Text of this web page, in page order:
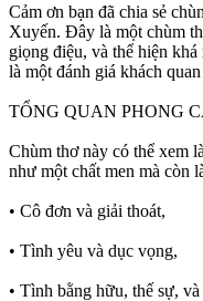
Cảm ơn bạn đã chia sẻ
Xuyến. Đây là một chùm
giọng điệu, và thể hiện
là một đánh giá khách
TỔNG QUAN PHONG
Chùm thơ này có thể xem
như một chất men mà còn
• Cô đơn và giải thoát,
• Tình yêu và dục vọng,
• Tình bằng hữu, thế sự,